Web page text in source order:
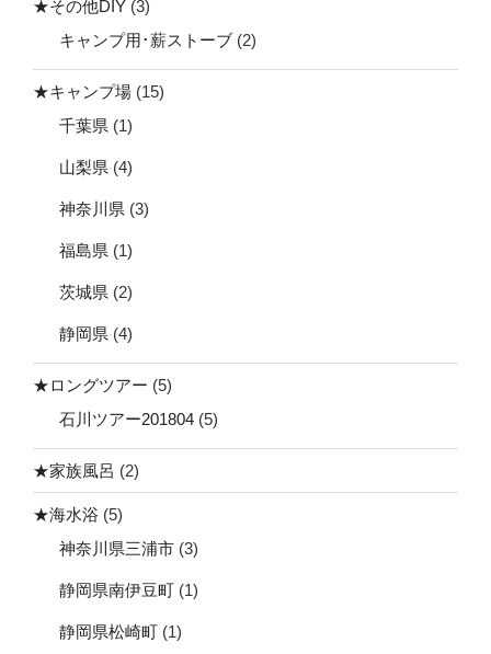
★その他DIY (3)
キャンプ用･薪ストーブ (2)
★キャンプ場 (15)
千葉県 (1)
山梨県 (4)
神奈川県 (3)
福島県 (1)
茨城県 (2)
静岡県 (4)
★ロングツアー (5)
石川ツアー201804 (5)
★家族風呂 (2)
★海水浴 (5)
神奈川県三浦市 (3)
静岡県南伊豆町 (1)
静岡県松崎町 (1)